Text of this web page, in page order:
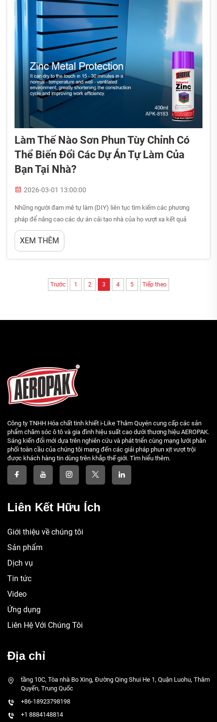
Làm Thế Nào Sơn Phun Tùy Chỉnh Có
Thể Biến Đổi Các Dự Án Tự Làm Của
Bạn Tại Nhà?
2026-03-01 13:00:00
Những người đam mê tự làm (DIY) liên tục tìm kiếm các phương
pháp để nâng cao các dự án cải tạo nhà của họ vượt xa kết quả
thông thường, và sơn phun tùy chỉnh nổi lên như một trong những
công cụ linh hoạt nhất nhằm đạt được lớp hoàn thiện chất lượng
XEM THÊM
Trước 1 2 3 4 5 Tiếp theo
Công ty TNHH Hóa chất tinh khiết i-Like Thâm Quyén cung cấp các sản
phẩm chăm sóc ô tô và gia đình hiệu suất cao dưới thương hiệu AEROPAK.
Sáng kiến đổi mới dựa trên nghiên cứu và phát triển cùng mạng lưới phân
phối toàn cầu của chúng tôi mang đến các giải pháp phun xịt vượt trội
được khách hàng tin dùng trên khắp thế giới. Tìm hiểu thêm.
Liên Kết Hữu Ích
Giới thiệu về chúng tôi
Sản phẩm
Dịch vụ
Tin tức
Video
Ứng dụng
Liên Hệ Với Chúng Tôi
Địa chỉ
tầng 10C, Tòa nhà Bo Xing, Đường Qing Shui He 1, Quận Luohu, Thâm
Quyến, Trung Quốc
+86-18923798198
+1 8884148814